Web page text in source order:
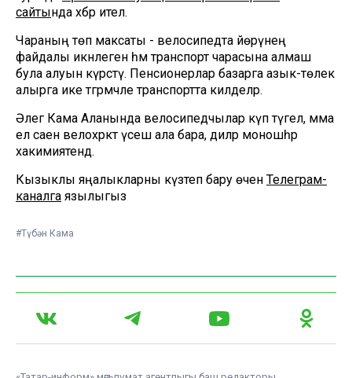
сайтында хәбәр ителә.
Чараның төп максаты - велосипедта йөрүнең
файдалы икәнлеген һәм транспорт чарасына алмаш
була алуын күрсәтү. Пенсионерлар базарга азык-төлек
алырга ике тәгәрмәчле транспортта килделәр.
Әлегә Кама Аланында велосипедчылар күп түгел, әмма
ел саен велохәрәкәт үсеш ала бара, диләр моношәһәр
хакимиятендә.
Кызыклы яңалыкларны күзәтеп бару өчен Телеграм-
каналга язылыгыз
#Түбән Кама